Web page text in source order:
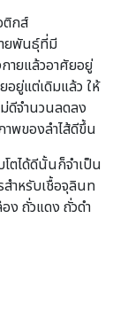
ติกส์
ยพันธุ์ที่มี
กายแล้วอาศัยอยู่
ยู่แต่เดิมแล้ว ให้
ดีจำนวนลดลง
พของลำไส้ดีขึ้น
โตได้ดีนั้นก็จำเป็น
ำหรับเชื้อจุลินท
ง ถั่วแดง ถั่วดำ